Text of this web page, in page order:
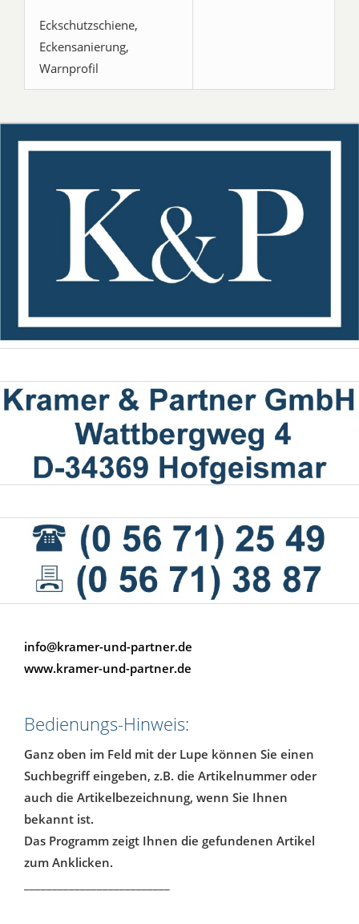
Eckschutzschiene,
Eckensanierung,
Warnprofil
info@kramer-und-partner.de
www.kramer-und-partner.de
Bedienungs-Hinweis:
Ganz oben im Feld mit der Lupe können Sie einen
Suchbegriff eingeben, z.B. die Artikelnummer oder
auch die Artikelbezeichnung, wenn Sie Ihnen
bekannt ist.
Das Programm zeigt Ihnen die gefundenen Artikel
zum Anklicken.